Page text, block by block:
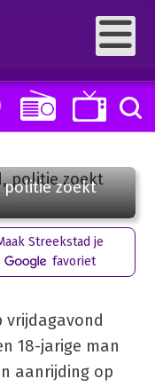
politie zoekt
Streekstad je
favoriet
vrijdagavond
18-jarige man
aanrijding op